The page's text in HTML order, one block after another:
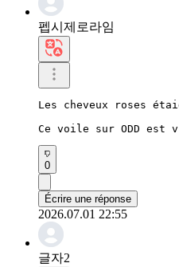
펩시제로라임
Les cheveux roses
Ce voile sur ODD est
0
Écrire une réponse
2026.07.01 22:55
글자2